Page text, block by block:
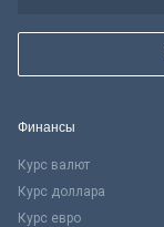
Финансы
Курс валют
Курс доллара
Курс евро